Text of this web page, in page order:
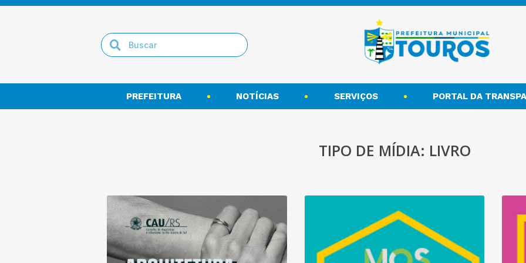
PREFEITURA NOTÍCIAS SERVIÇOS PORTAL DA
TIPO DE MÍDIA: LIVRO